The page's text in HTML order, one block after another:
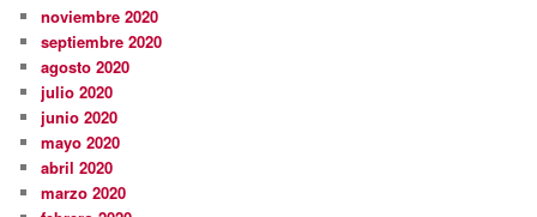
noviembre 2020
septiembre 2020
agosto 2020
julio 2020
junio 2020
mayo 2020
abril 2020
marzo 2020